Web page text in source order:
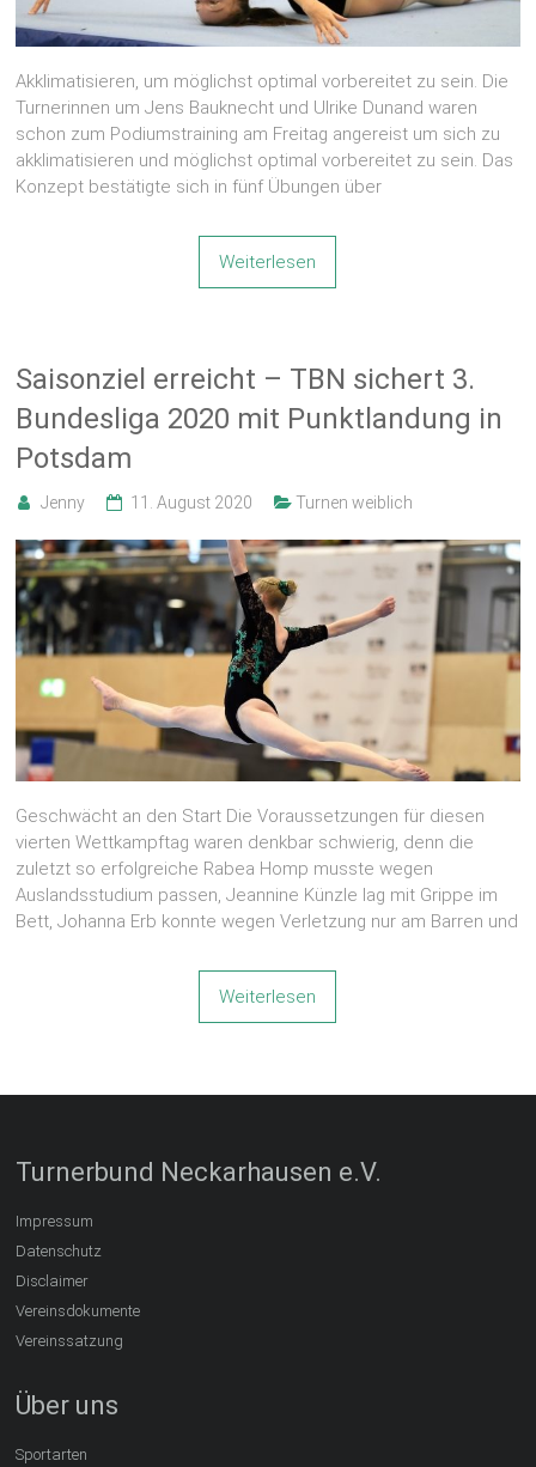
Akklimatisieren, um möglichst optimal vorbereitet zu sein. Die
Turnerinnen um Jens Bauknecht und Ulrike Dunand waren
schon zum Podiumstraining am Freitag angereist um sich zu
akklimatisieren und möglichst optimal vorbereitet zu sein. Das
Konzept bestätigte sich in fünf Übungen über
Weiterlesen
Saisonziel erreicht – TBN sichert 3.
Bundesliga 2020 mit Punktlandung in
Potsdam
Jenny 11. August 2020 Turnen weiblich
Geschwächt an den Start Die Voraussetzungen für diesen
vierten Wettkampftag waren denkbar schwierig, denn die
zuletzt so erfolgreiche Rabea Homp musste wegen
Auslandsstudium passen, Jeannine Künzle lag mit Grippe im
Bett, Johanna Erb konnte wegen Verletzung nur am Barren und
Weiterlesen
Turnerbund Neckarhausen e.V.
Impressum
Datenschutz
Disclaimer
Vereinsdokumente
Vereinssatzung
Über uns
Sportarten